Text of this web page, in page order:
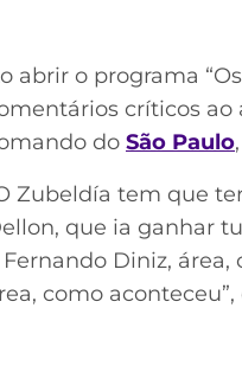
abrir o programa
críticos ao
do São Paulo
Zubeldía tem que
que ia ganhar
Diniz, área,
como